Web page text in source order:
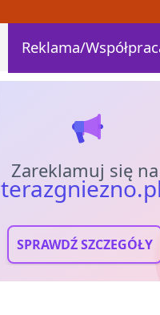
Reklama/
Zareklamuj się na
SPRAWDŹ SZCZEGÓŁY